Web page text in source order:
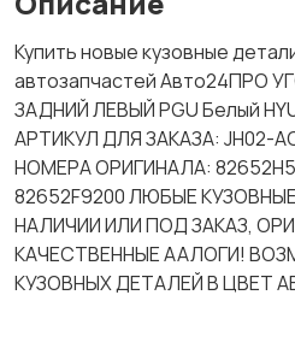
Купить новые кузовные
автозапчастей Авто24ПРО
ЗАДНИЙ ЛЕВЫЙ PGU Белый
АРТИКУЛ ДЛЯ ЗАКАЗА: JH02-
НОМЕРА ОРИГИНАЛА:
82652F9200 ЛЮБЫЕ
НАЛИЧИИ ИЛИ ПОД ЗАКАЗ,
КАЧЕСТВЕННЫЕ ААЛОГИ!
КУЗОВНЫХ ДЕТАЛЕЙ В ЦВЕТ